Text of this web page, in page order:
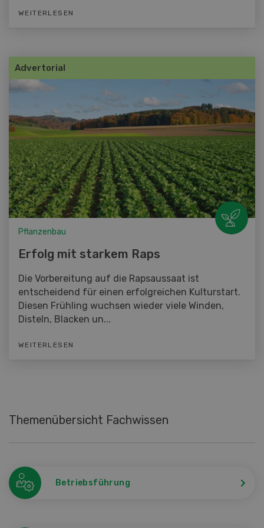
WEITERLESEN
Advertorial
Pflanzenbau
Erfolg mit starkem Raps
Die Vorbereitung auf die Rapsaussaat ist
entscheidend für einen erfolgreichen Kulturstart.
Diesen Frühling wuchsen wieder viele Winden,
Disteln, Blacken un...
WEITERLESEN
Themenübersicht Fachwissen
Betriebsführung